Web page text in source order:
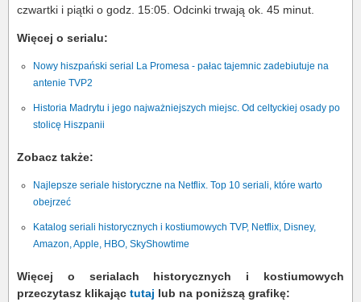
czwartki i piątki o godz. 15:05. Odcinki trwają ok. 45 minut.
Więcej o serialu:
Nowy hiszpański serial La Promesa - pałac tajemnic zadebiutuje na
antenie TVP2
Historia Madrytu i jego najważniejszych miejsc. Od celtyckiej osady po
stolicę Hiszpanii
Zobacz także:
Najlepsze seriale historyczne na Netflix. Top 10 seriali, które warto
obejrzeć
Katalog seriali historycznych i kostiumowych TVP, Netflix, Disney,
Amazon, Apple, HBO, SkyShowtime
Więcej o serialach historycznych i kostiumowych
przeczytasz klikając tutaj lub na poniższą grafikę: